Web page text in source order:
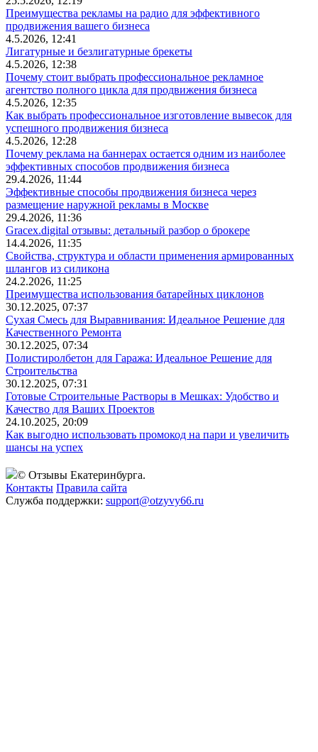
Преимущества рекламы на радио для эффективного
продвижения вашего бизнеса
4.5.2026, 12:41
Лигатурные и безлигатурные брекеты
4.5.2026, 12:38
Почему стоит выбрать профессиональное рекламное
агентство полного цикла для продвижения бизнеса
4.5.2026, 12:35
Как выбрать профессиональное изготовление вывесок для
успешного продвижения бизнеса
4.5.2026, 12:28
Почему реклама на баннерах остается одним из наиболее
эффективных способов продвижения бизнеса
29.4.2026, 11:44
Эффективные способы продвижения бизнеса через
размещение наружной рекламы в Москве
29.4.2026, 11:36
Gracex.digital отзывы: детальный разбор о брокере
14.4.2026, 11:35
Свойства, структура и области применения армированных
шлангов из силикона
24.2.2026, 11:25
Преимущества использования батарейных циклонов
30.12.2025, 07:37
Сухая Смесь для Выравнивания: Идеальное Решение для
Качественного Ремонта
30.12.2025, 07:34
Полистиролбетон для Гаража: Идеальное Решение для
Строительства
30.12.2025, 07:31
Готовые Строительные Растворы в Мешках: Удобство и
Качество для Ваших Проектов
24.10.2025, 20:09
Как выгодно использовать промокод на пари и увеличить
шансы на успех
© Отзывы Екатеринбурга.
Контакты Правила сайта
Служба поддержки: support@otzyvy66.ru